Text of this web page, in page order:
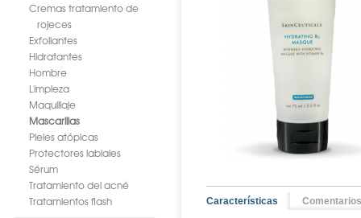
Cremas tratamiento de
rojeces
Exfoliantes
Hidratantes
Hombre
Limpieza
Maquillaje
Mascarillas
Pieles atópicas
Protectores labiales
Sérum
Tratamiento del acné
Tratamientos flash
Características Comentarios